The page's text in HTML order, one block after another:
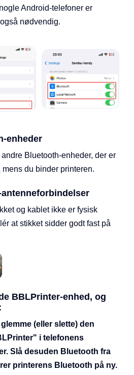
Android-telefoner er
nødvendig.
enheder
Bluetooth-enheder, der er
du binder printeren.
og kablet ikke er fysisk
at stikket sidder godt fast på
BBLPrinter-enhed, og
(eller slette) den
i telefonens
Slå desuden Bluetooth fra
printerens Bluetooth på ny.